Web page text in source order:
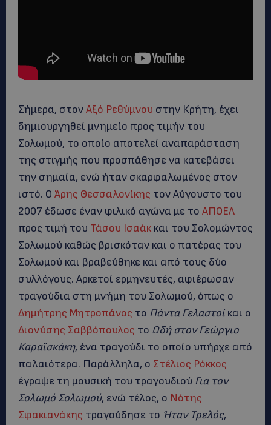
Σήμερα, στονΑξό Ρεθύμνου στην Κρήτη, έχει
δημιουργηθεί μνημείο προς τιμήν του
Σολωμού, το οποίο αποτελεί αναπαράσταση
της στιγμής που προσπάθησε να κατεβάσει
την σημαία, ενώ ήταν σκαρφαλωμένος στον
ιστό. Ο Άρης Θεσσαλονίκης τον Αύγουστο του
2007 έδωσε έναν φιλικό αγώνα με το ΑΠΟΕΛ
προς τιμή του Τάσου Ισαάκ και του Σολομώντος
Σολωμού καθώς βρισκόταν και ο πατέρας του
Σολωμού και βραβεύθηκε και από τους δύο
συλλόγους. Αρκετοί ερμηνευτές, αφιέρωσαν
τραγούδια στη μνήμη του Σολωμού, όπως ο
Δημήτρης Μητροπάνος το Πάντα Γελαστοίκαι ο
Διονύσης Σαββόπουλος το Ωδή στον Γεώργιο
Καραϊσκάκη, ένα τραγούδι το οποίο υπήρχε από
παλαιότερα. Παράλληλα, ο Στέλιος Ρόκκος
έγραψε τη μουσική του τραγουδιού Για τον
Σολωμό Σολωμού, ενώ τέλος, ο Νότης
Σφακιανάκης τραγούδησε το Ήταν Τρελός,